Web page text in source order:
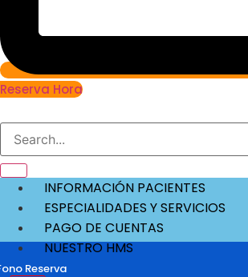
Reserva Hora
INFORMACIÓN PACIENTES
ESPECIALIDADES Y SERVICIOS
PAGO DE CUENTAS
NUESTRO HMS
Reserva